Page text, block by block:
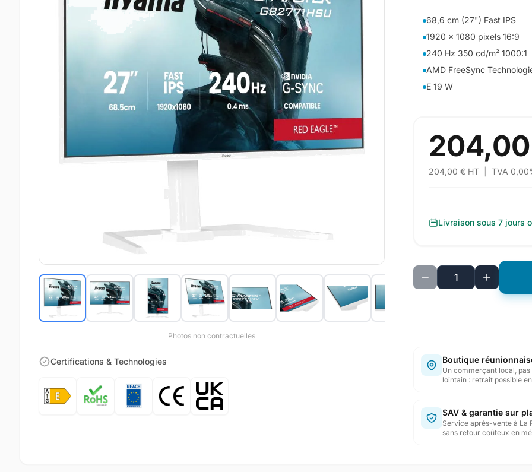
ORDINATEURS TOUT-EN-UN
Photos non contractuelles
Certifications & Technologies
68,6 cm (27") Fast IPS
1920 x 1080 pixels 16:9
240 Hz 350 cd/m² 1000:1
AMD FreeSync
E 19 W
204,00 € HT TVA
Livraison sous 7 jours
Boutique
Un commerçant local, pas
lointain : retrait possible
SAV & garantie sur
Service après-vente à La
sans retour coûteux en